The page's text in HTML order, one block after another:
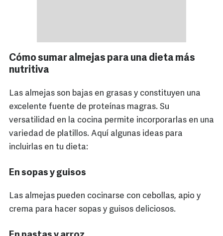
Cómo sumar almejas para una dieta más
nutritiva
Las almejas son bajas en grasas y constituyen una
excelente fuente de proteínas magras. Su
versatilidad en la cocina permite incorporarlas en una
variedad de platillos. Aquí algunas ideas para
incluirlas en tu dieta:
En sopas y guisos
Las almejas pueden cocinarse con cebollas, apio y
crema para hacer sopas y guisos deliciosos.